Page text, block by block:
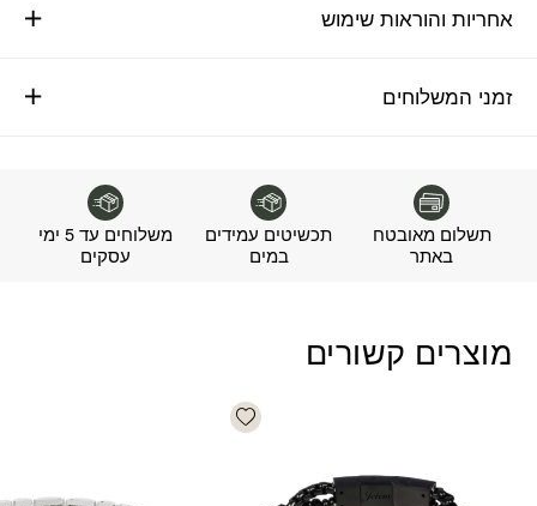
אחריות והוראות שימוש
זמני המשלוחים
תשלום מאובטח
באתר
תכשיטים עמידים
במים
משלוחים עד 5 ימי
עסקים
מוצרים קשורים
Add wishlist